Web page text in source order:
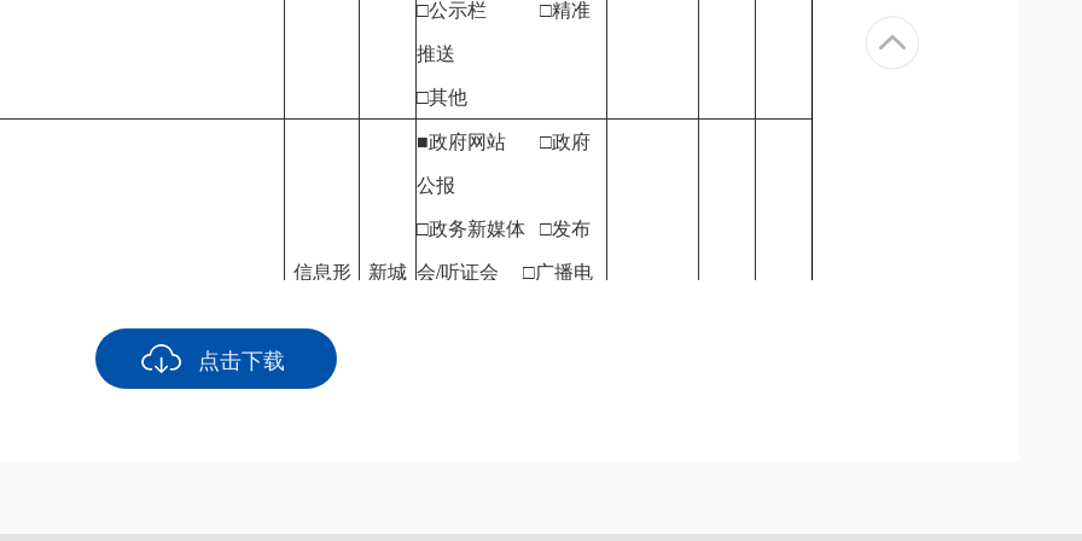
□公示栏 □精准
推送
□其他
民共和国政府信息公开条例》、
公开方面的规章、政府信息公开
信息形
更之日
新城
■政府网站 □政府
公报
□政务新媒体 □发布
会/听证会 □广播电
点击下载